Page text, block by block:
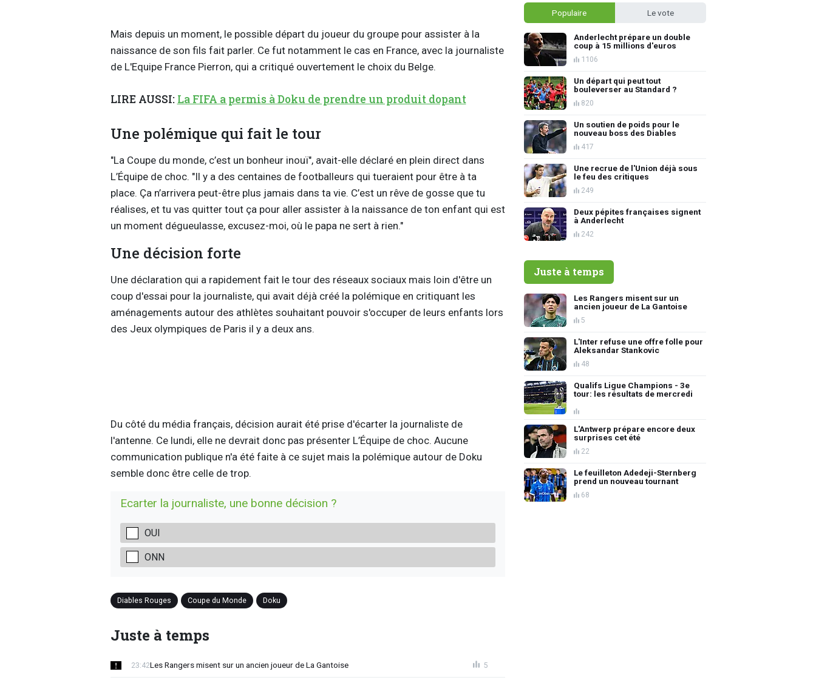
Mais depuis un moment, le possible départ du joueur du groupe pour assister à la
naissance de son fils fait parler. Ce fut notamment le cas en France, avec la journaliste
de L'Equipe France Pierron, qui a critiqué ouvertement le choix du Belge.
LIRE AUSSI: La FIFA a permis à Doku de prendre un produit dopant
Une polémique qui fait le tour
"La Coupe du monde, c’est un bonheur inouï", avait-elle déclaré en plein direct dans
L’Équipe de choc. "Il y a des centaines de footballeurs qui tueraient pour être à ta
place. Ça n’arrivera peut-être plus jamais dans ta vie. C’est un rêve de gosse que tu
réalises, et tu vas quitter tout ça pour aller assister à la naissance de ton enfant qui est
un moment dégueulasse, excusez-moi, où le papa ne sert à rien."
Une décision forte
Une déclaration qui a rapidement fait le tour des réseaux sociaux mais loin d'être un
coup d'essai pour la journaliste, qui avait déjà créé la polémique en critiquant les
aménagements autour des athlètes souhaitant pouvoir s'occuper de leurs enfants lors
des Jeux olympiques de Paris il y a deux ans.
Du côté du média français, décision aurait été prise d'écarter la journaliste de
l'antenne. Ce lundi, elle ne devrait donc pas présenter L’Équipe de choc. Aucune
communication publique n'a été faite à ce sujet mais la polémique autour de Doku
semble donc être celle de trop.
Ecarter la journaliste, une bonne décision ?
OUI
ONN
Diables Rouges Coupe du Monde Doku
Juste à temps
Les Rangers misent sur un ancien joueur de La Gantoise
23:42 5
Populaire Le vote
Anderlecht prépare un double
coup à 15 millions d'euros
1106
Un départ qui peut tout
bouleverser au Standard ?
820
Un soutien de poids pour le
nouveau boss des Diables
417
Une recrue de l'Union déjà sous
le feu des critiques
249
Deux pépites françaises signent
à Anderlecht
242
Juste à temps
Les Rangers misent sur un
ancien joueur de La Gantoise
5
L'Inter refuse une offre folle pour
Aleksandar Stankovic
48
Qualifs Ligue Champions - 3e
tour: les résultats de mercredi
L'Antwerp prépare encore deux
surprises cet été
22
Le feuilleton Adedeji-Sternberg
prend un nouveau tournant
68